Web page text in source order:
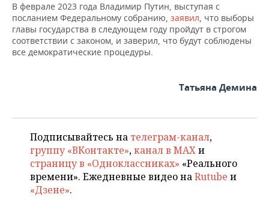
В феврале 2023 года Владимир Путин, выступая с
посланием Федеральному собранию, заявил, что выборы
главы государства в следующем году пройдут в строгом
соответствии с законом, и заверил, что будут соблюдены
все демократические процедуры.
Татьяна Демина
Подписывайтесь на телеграм-канал,
группу «ВКонтакте»,канал в MAXи
страницу в «Одноклассниках» «Реального
времени». Ежедневные видео наRutube и
«Дзене».